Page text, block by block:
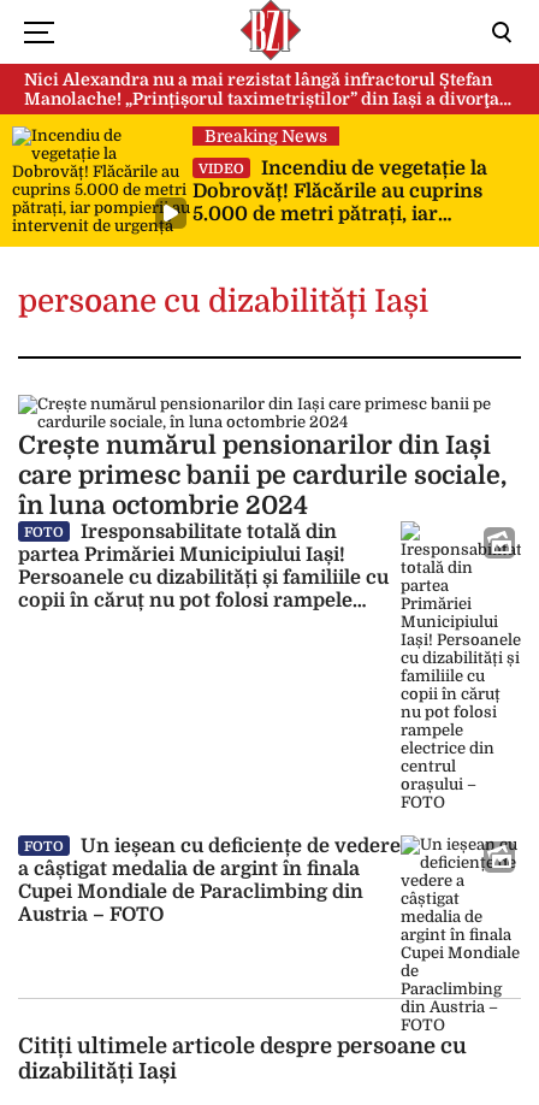
Nici Alexandra nu a mai rezistat lângă infractorul Ștefan
Manolache! „Prințișorul taximetriștilor” din Iași a divorţat
după doi ani de căsnicie
Breaking News
VIDEO
Incendiu de vegetație la
Dobrovăț! Flăcările au cuprins
5.000 de metri pătrați, iar
persoane cu dizabilități Iași
Crește numărul pensionarilor din Iași
care primesc banii pe cardurile sociale,
în luna octombrie 2024
FOTO
Iresponsabilitate totală din
partea Primăriei Municipiului Iași!
Persoanele cu dizabilități și familiile cu
copii în căruț nu pot folosi rampele
FOTO
Un ieșean cu deficiențe de vedere
a câștigat medalia de argint în finala
Cupei Mondiale de Paraclimbing din
Austria – FOTO
Citiți ultimele articole despre persoane cu
dizabilități Iași